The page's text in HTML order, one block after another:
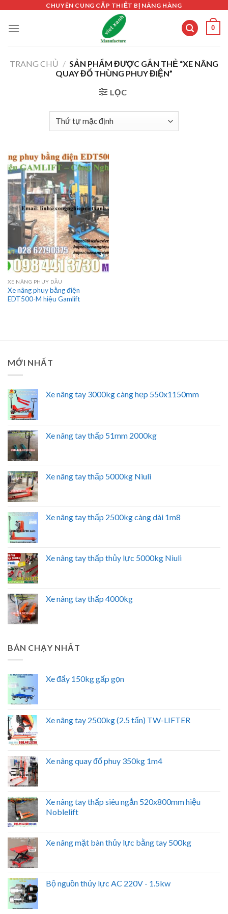
content
CHUYÊN CUNG CẤP THIẾT BỊ NÂNG HÀNG
0
TRANG CHỦ / SẢN PHẨM ĐƯỢC GẮN THẺ “XE NÂNG
QUAY ĐỔ THÙNG PHUY ĐIỆN”
LỌC
XE NÂNG PHUY DẦU
Xe nâng phuy bằng điện
EDT500-M hiệu Gamlift
MỚI NHẤT
Xe nâng tay 3000kg càng hẹp 550x1150mm
Xe nâng tay thấp 51mm 2000kg
Xe nâng tay thấp 5000kg Niuli
Xe nâng tay thấp 2500kg càng dài 1m8
Xe nâng tay thấp thủy lực 5000kg Niuli
Xe nâng tay thấp 4000kg
BÁN CHẠY NHẤT
Xe đẩy 150kg gấp gọn
Xe nâng tay 2500kg (2.5 tấn) TW-LIFTER
Xe nâng quay đổ phuy 350kg 1m4
Xe nâng tay thấp siêu ngắn 520x800mm hiệu
Noblelift
Xe nâng mặt bàn thủy lực bằng tay 500kg
Bộ nguồn thủy lực AC 220V - 1.5kw